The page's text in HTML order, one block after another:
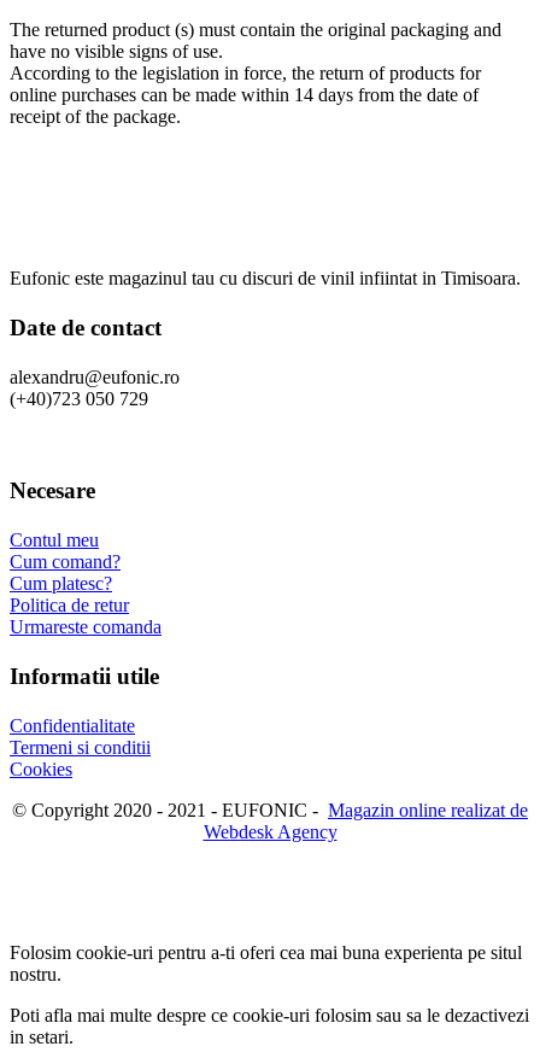
The returned product (s) must contain the original packaging and
have no visible signs of use.
According to the legislation in force, the return of products for
online purchases can be made within 14 days from the date of
receipt of the package.
Eufonic este magazinul tau cu discuri de vinil infiintat in Timisoara.
Date de contact
alexandru@eufonic.ro
(+40)723 050 729
Necesare
Contul meu
Cum comand?
Cum platesc?
Politica de retur
Urmareste comanda
Informatii utile
Confidentialitate
Termeni si conditii
Cookies
© Copyright 2020 - 2021 - EUFONIC - Magazin online realizat de
Webdesk Agency
Folosim cookie-uri pentru a-ti oferi cea mai buna experienta pe situl
nostru.
Poti afla mai multe despre ce cookie-uri folosim sau sa le dezactivezi
in setari.